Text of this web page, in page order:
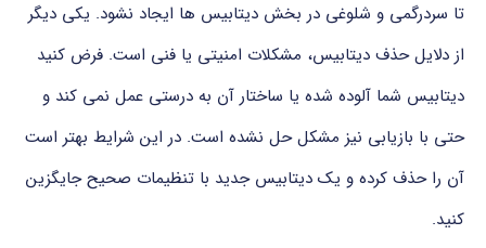
تا سردرگمی و شلوغی در بخش دیتابیس ها ایجاد نشود. یکی دیگر
از دلایلحذف دیتابیس، مشکلات امنیتی یا فنی است. فرض کنید
دیتابیس شما آلوده شده یا ساختار آن به درستی عمل نمی کند و
حتی با بازیابی نیز مشکلحل نشده است. در این شرایط بهتر است
آن راحذف کرده و یک دیتابیسجدید با تنظیمات صحیحجایگزین
کنید.